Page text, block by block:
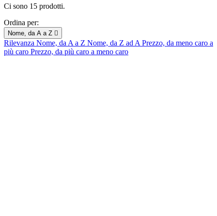
Ci sono 15 prodotti.
Ordina per:
Nome, da A a Z 
Rilevanza Nome, da A a Z Nome, da Z ad A Prezzo, da meno caro a
più caro Prezzo, da più caro a meno caro